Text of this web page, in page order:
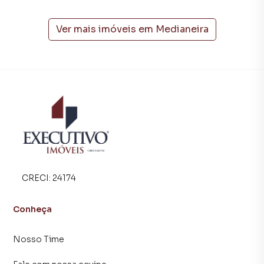
e barracões para venda ou locação, além de
empreendimentos em construção ou lançamentos na
Negocie seu imóvel de forma totalmente online, com
segurança e tranquilidade. Na Executivo Imóveis você
consegue comprar ou alugar um imóvel em Arroio do Meio
fazer tudo online, direto do seu computador ou
simplificar a relação de proprietários, inquilinos e
compradores com o mercado imobiliário.
Anuncie seu imóvel! É fácil, rápido e gratuito! A Executivo
Ver mais imóveis em Medianeira
CRECI: 24174
Conheça
Nosso Time